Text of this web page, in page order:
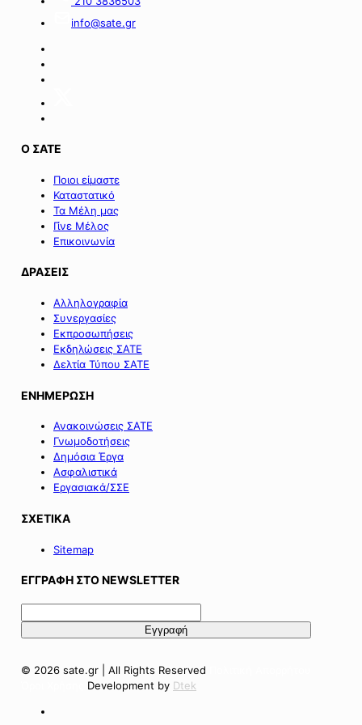
info@sate.gr
Ο ΣΑΤΕ
Ποιοι είμαστε
Καταστατικό
Τα Μέλη μας
Γίνε Μέλος
Επικοινωνία
ΔΡΑΣΕΙΣ
Αλληλογραφία
Συνεργασίες
Εκπροσωπήσεις
Εκδηλώσεις ΣΑΤΕ
Δελτία Τύπου ΣΑΤΕ
ΕΝΗΜΕΡΩΣΗ
Ανακοινώσεις ΣΑΤΕ
Γνωμοδοτήσεις
Δημόσια Έργα
Ασφαλιστικά
Εργασιακά/ΣΣΕ
ΣΧΕΤΙΚΑ
Sitemap
ΕΓΓΡΑΦΗ ΣΤΟ NEWSLETTER
© 2026 sate.gr | All Rights Reserved
Development by Dtek